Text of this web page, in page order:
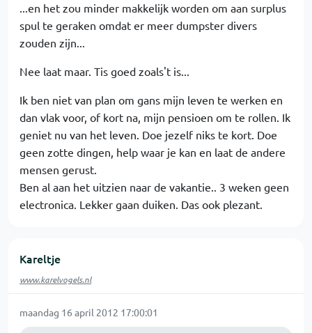
...en het zou minder makkelijk worden om aan surplus
spul te geraken omdat er meer dumpster divers
zouden zijn...
Nee laat maar. Tis goed zoals't is...
Ik ben niet van plan om gans mijn leven te werken en
dan vlak voor, of kort na, mijn pensioen om te rollen. Ik
geniet nu van het leven. Doe jezelf niks te kort. Doe
geen zotte dingen, help waar je kan en laat de andere
mensen gerust.
Ben al aan het uitzien naar de vakantie.. 3 weken geen
electronica. Lekker gaan duiken. Das ook plezant.
Kareltje
www.karelvogels.nl
maandag 16 april 2012 17:00:01